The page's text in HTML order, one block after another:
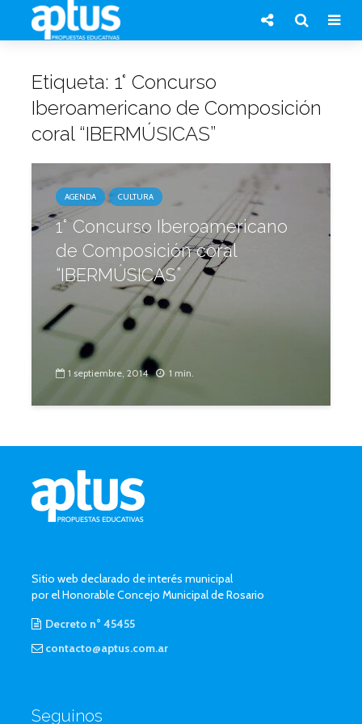
Etiqueta: 1° Concurso
Iberoamericano de Composición
coral “IBERMÚSICAS”
AGENDA CULTURA
1° Concurso Iberoamericano
de Composición coral
“IBERMÚSICAS”
1 septiembre, 2014 1 min.
Sitio web declarado de interés municipal
por el Honorable Concejo Municipal de Rosario
Decreto n° 45455
contacto@aptus.com.ar
Seguinos